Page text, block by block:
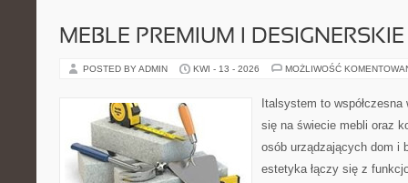
MEBLE PREMIUM I DESIGNERSKIE
POSTED BY ADMIN KWI - 13 - 2026 MOŻLIWOŚĆ
Italsystem to
się na świecie mebli oraz
osób urządzających dom i
estetyka łączy się z